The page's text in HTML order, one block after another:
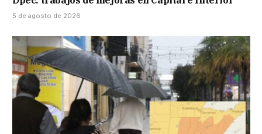
5 de agosto de 2026